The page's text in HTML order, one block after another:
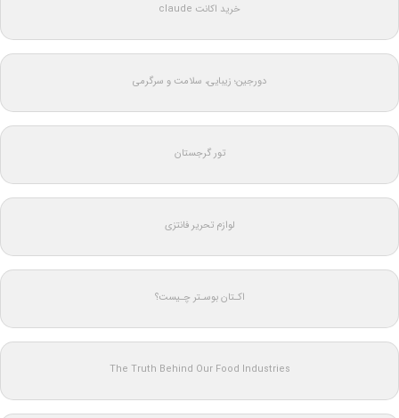
خرید اکانت claude
دورجین؛ زیبایی، سلامت و سرگرمی
تور گرجستان
لوازم تحریر فانتزی
اکـتان بوسـتر چـیست؟
The Truth Behind Our Food Industries